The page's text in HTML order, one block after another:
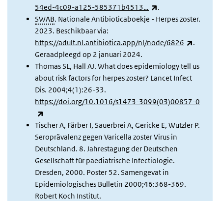
54ed-4c09-a125-585371b4513…
(externe link)
.
SWAB. Nationale Antibioticaboekje - Herpes zoster.
2023. Beschikbaar via:
https://adult.nl.antibiotica.app/nl/node/6826
.
Geraadpleegd op 2 januari 2024.
Thomas SL, Hall AJ. What does epidemiology tell us
about risk factors for herpes zoster? Lancet Infect
Dis. 2004;4(1):26-33.
https://doi.org/10.1016/s1473-3099(03)00857-0
Tischer A, Färber I, Sauerbrei A, Gericke E, Wutzler P.
Seroprävalenz gegen Varicella zoster Virus in
Deutschland. 8. Jahrestagung der Deutschen
Gesellschaft für paediatrische Infectiologie.
Dresden, 2000. Poster 52. Samengevat in
Epidemiologisches Bulletin 2000;46:368-369.
Robert Koch Institut.